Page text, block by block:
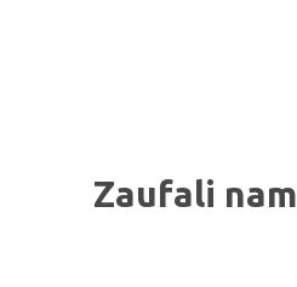
Zaufali nam